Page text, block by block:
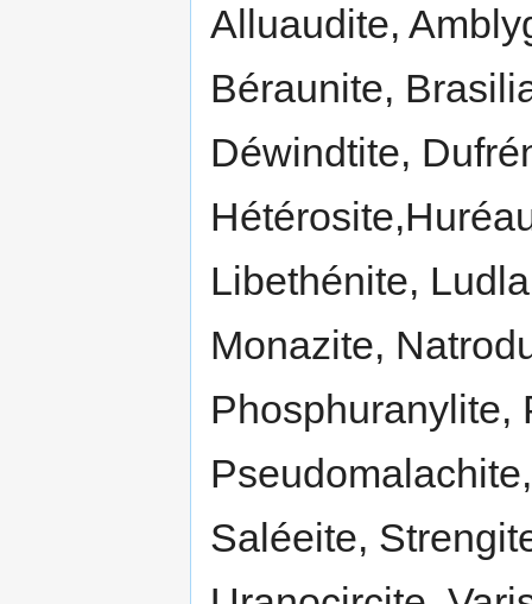
Alluaudite,
Béraunite,
Déwindtite,
Libethénite,
Monazite,
Phosphuranylite,
Saléeite,